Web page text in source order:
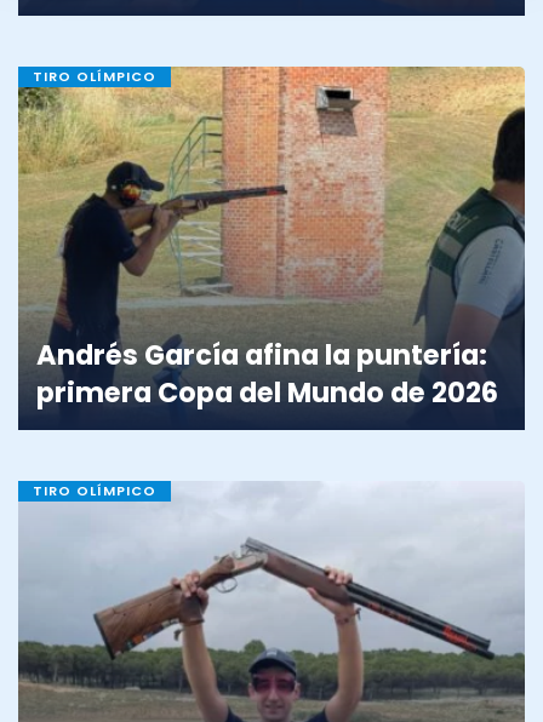
TIRO OLÍMPICO
Andrés García afina la puntería:
primera Copa del Mundo de 2026
TIRO OLÍMPICO